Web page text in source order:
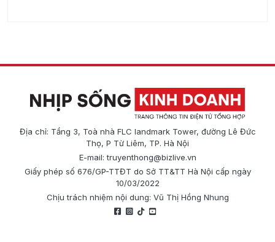
Địa chỉ: Tầng 3, Toà nhà FLC landmark Tower, đường Lê Đức
Thọ, P Từ Liêm, TP. Hà Nội
E-mail:truyenthong@bizlive.vn
Giấy phép số 676/GP-TTĐT do Sở TT&TT Hà Nội cấp ngày
10/03/2022
Chịu trách nhiệm nội dung: Vũ Thị Hồng Nhung